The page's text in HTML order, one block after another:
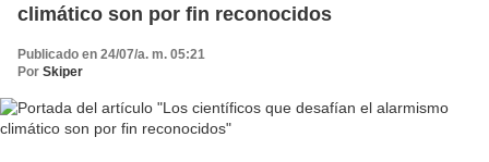
climático son por fin reconocidos
Publicado en 24/07/a. m. 05:21
Por Skiper